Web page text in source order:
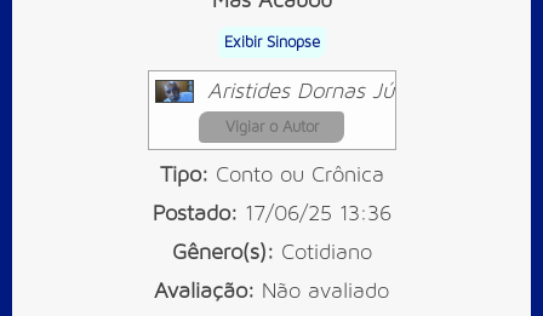
Exibir Sinopse
Aristides Dornas Júnior
Vigiar o Autor
Tipo: Conto ou Crônica
Postado: 17/06/25 13:36
Gênero(s): Cotidiano
Avaliação: Não avaliado